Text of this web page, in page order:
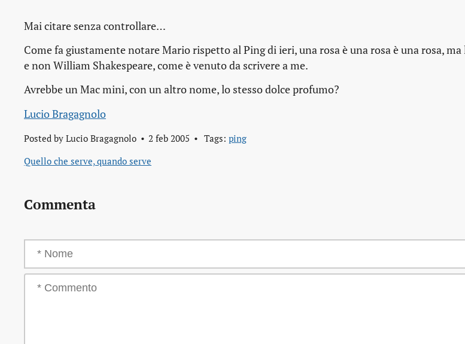
Mai citare senza controllare…
Come fa giustamente notare Mario rispetto al Ping di ieri, una rosa è una rosa è una rosa,
e non William Shakespeare, come è venuto da scrivere a me.
Avrebbe un Mac mini, con un altro nome, lo stesso dolce profumo?
Lucio Bragagnolo
Posted by Lucio Bragagnolo 2 feb 2005 Tags: ping
Quello che serve, quando serve
Commenta